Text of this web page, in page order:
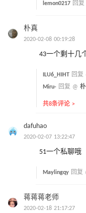
lemon0217 回复
朴真
2020-02-08 00:19:28
43一个剩十几
ILU6_HIHT 回复
Miru- 回复 @
共8条评论 >
dafuhao
2020-02-07 13:22:47
51一个私聊哦
Maylingqy 回复
蒋蒋蒋老师
2020-02-18 21:17:27